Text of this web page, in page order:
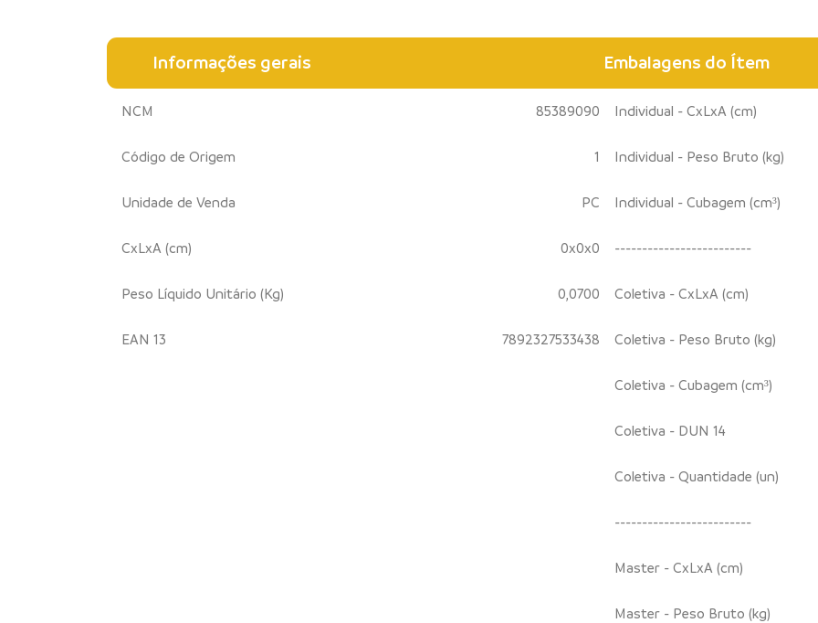
Informações gerais Embalagens do Ítem
NCM 85389090
Código de Origem 1
Unidade de Venda PC
CxLxA (cm) 0x0x0
Peso Líquido Unitário (Kg) 0,0700
EAN 13 7892327533438
Individual - CxLxA (cm)
Individual - Peso Bruto (kg)
Individual - Cubagem (cm³)
-------------------------
Coletiva - CxLxA (cm)
Coletiva - Peso Bruto (kg)
Coletiva - Cubagem (cm³)
Coletiva - DUN 14
Coletiva - Quantidade (un)
-------------------------
Master - CxLxA (cm)
Master - Peso Bruto (kg)